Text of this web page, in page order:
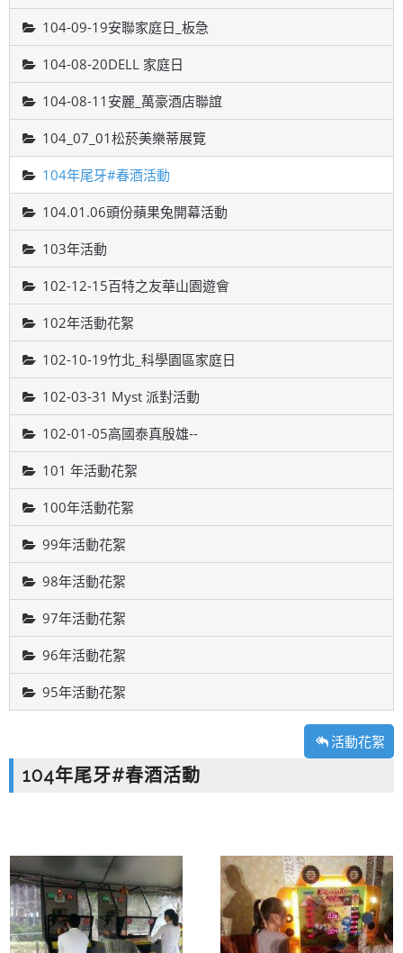
104-09-19安聯家庭日_板急
104-08-20DELL 家庭日
104-08-11安麗_萬豪酒店聯誼
104_07_01松菸美樂蒂展覽
104年尾牙#春酒活動
104.01.06頭份蘋果兔開幕活動
103年活動
102-12-15百特之友華山園遊會
102年活動花絮
102-10-19竹北_科學園區家庭日
102-03-31 Myst 派對活動
102-01-05高國泰真殷雄--
101 年活動花絮
100年活動花絮
99年活動花絮
98年活動花絮
97年活動花絮
96年活動花絮
95年活動花絮
活動花絮
104年尾牙#春酒活動